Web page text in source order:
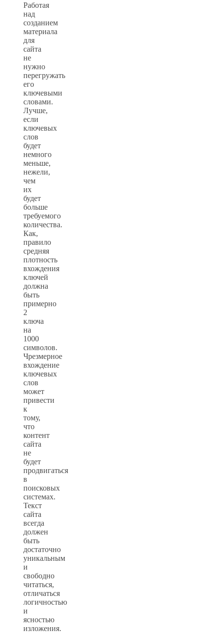
Работая
над
созданием
материала
для
сайта
не
нужно
перегружать
его
ключевыми
словами.
Лучше,
если
ключевых
слов
будет
немного
меньше,
нежели,
чем
их
будет
больше
требуемого
количества.
Как,
правило
средняя
плотность
вхождения
ключей
должна
быть
примерно
2
ключа
на
1000
символов.
Чрезмерное
вхождение
ключевых
слов
может
привести
к
тому,
что
контент
сайта
не
будет
продвигаться
в
поисковых
системах.
Текст
сайта
всегда
должен
быть
достаточно
уникальным
и
свободно
читаться,
отличаться
логичностью
и
ясностью
изложения.